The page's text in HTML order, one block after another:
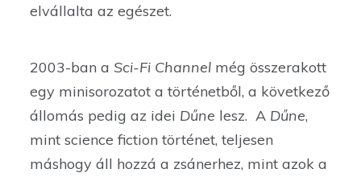
elvállalta az egészet.
2003-ban aSci-Fi Channel még összerakott
egy minisorozatot a történetből, a következő
állomás pedig az idei Dűne lesz. A Dűne,
mint science fiction történet, teljesen
máshogy áll hozzá a zsánerhez, mint azok a